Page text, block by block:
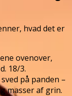
hvad det er
ovenover,
18/3.
på panden –
masser af grin.